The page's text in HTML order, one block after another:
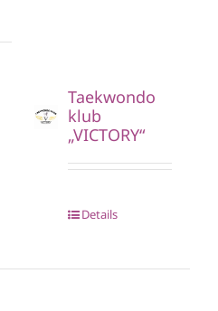
Taekwondo
klub
„VICTORY“
Details